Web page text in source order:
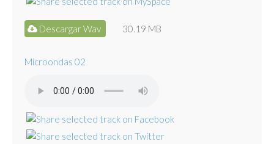
Descargar Wav 30.19 MB
Microondas 02